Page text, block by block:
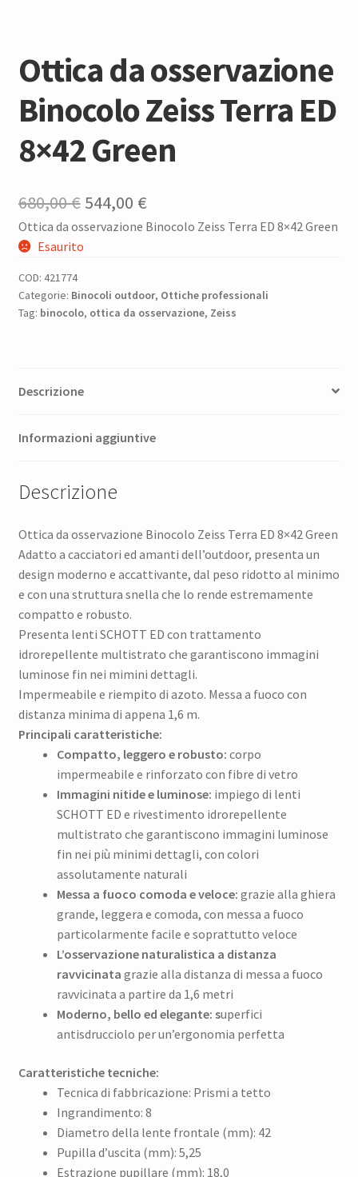
Ottica da osservazione
Binocolo Zeiss Terra ED
8×42 Green
680,00€ Il
prezzo
era:
680,00 €.
544,00 €Il
prezzo
è:
544,00 €.
Ottica da osservazione Binocolo Zeiss Terra ED 8×42 Green
Esaurito
COD: 421774
Categorie: Binocoli outdoor, Ottiche professionali
Tag: binocolo, ottica da osservazione, Zeiss
Descrizione
Informazioni aggiuntive
Descrizione
Ottica da osservazione Binocolo Zeiss Terra ED 8×42 Green
Adatto a cacciatori ed amanti dell’outdoor, presenta un
design moderno e accattivante, dal peso ridotto al minimo
e con una struttura snella che lo rende estremamente
compatto e robusto.
Presenta lenti SCHOTT ED con trattamento
idrorepellente multistrato che garantiscono immagini
luminose fin nei mimini dettagli.
Impermeabile e riempito di azoto. Messa a fuoco con
distanza minima di appena 1,6 m.
Principali caratteristiche:
Compatto, leggero e robusto: corpo
impermeabile e rinforzato con fibre di vetro
Immagini nitide e luminose: impiego di lenti
SCHOTT ED e rivestimento idrorepellente
multistrato che garantiscono immagini luminose
fin nei più minimi dettagli, con colori
assolutamente naturali
Messa a fuoco comoda e veloce: grazie alla ghiera
grande, leggera e comoda, con messa a fuoco
particolarmente facile e soprattutto veloce
L’osservazione naturalistica a distanza
ravvicinata grazie alla distanza di messa a fuoco
ravvicinata a partire da 1,6 metri
Moderno, bello ed elegante: superfici
antisdrucciolo per un’ergonomia perfetta
Caratteristiche tecniche:
Tecnica di fabbricazione: Prismi a tetto
Ingrandimento: 8
Diametro della lente frontale (mm): 42
Pupilla d’uscita (mm): 5,25
Estrazione pupillare (mm): 18,0